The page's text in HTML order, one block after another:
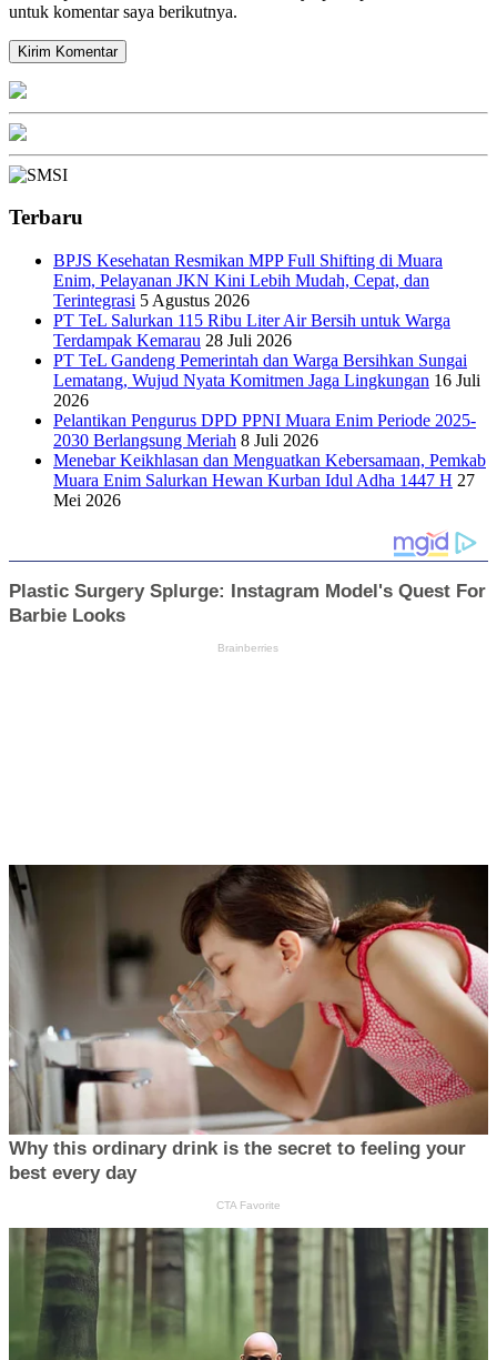
untuk komentar saya berikutnya.
Terbaru
BPJS Kesehatan Resmikan MPP Full Shifting di Muara
Enim, Pelayanan JKN Kini Lebih Mudah, Cepat, dan
Terintegrasi 5 Agustus 2026
PT TeL Salurkan 115 Ribu Liter Air Bersih untuk Warga
Terdampak Kemarau 28 Juli 2026
PT TeL Gandeng Pemerintah dan Warga Bersihkan Sungai
Lematang, Wujud Nyata Komitmen Jaga Lingkungan 16 Juli
2026
Pelantikan Pengurus DPD PPNI Muara Enim Periode 2025-
2030 Berlangsung Meriah 8 Juli 2026
Menebar Keikhlasan dan Menguatkan Kebersamaan, Pemkab
Muara Enim Salurkan Hewan Kurban Idul Adha 1447 H 27
Mei 2026